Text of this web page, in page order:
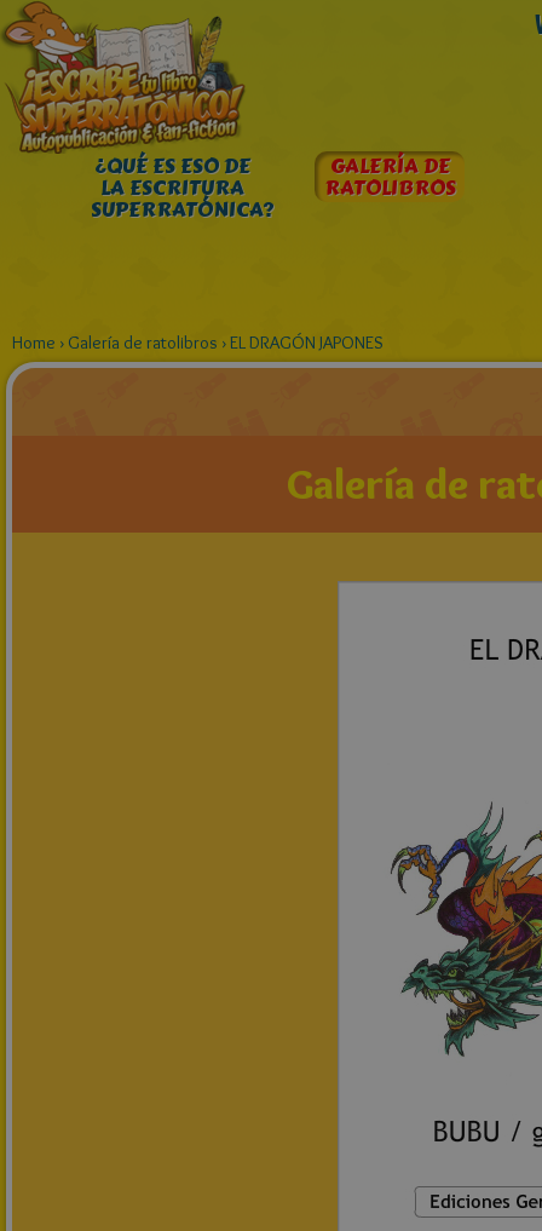
¿QUÉ ES ESO DE
LA ESCRITURA
SUPERRATÓNICA?
GALERÍA DE
RATOLIBROS
Home › Galería de ratolibros ›EL DRAGÓN JAPONES
Galería de